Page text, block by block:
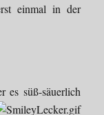
einmal in der
es süß-säuerlich